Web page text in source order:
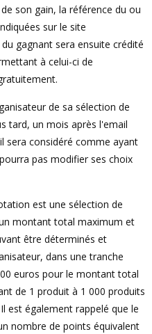
son gain, la référence du ou
sur le site
gagnant sera ensuite crédité
à celui-ci de
de sa sélection de
tard, un mois après l'email
sera considéré comme ayant
pas modifier ses choix
est une sélection de
montant total maximum et
être déterminés et
dans une tranche
euros pour le montant total
de 1 produit à 1 000 produits
est également rappelé que le
nombre de points équivalent